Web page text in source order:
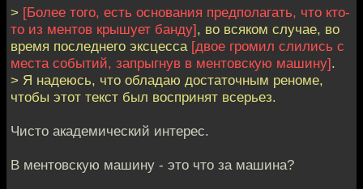
> [Более того, есть основания предполагать, что кто-
то из ментов крышует банду], во всяком случае, во
время последнего эксцесса [двое громил слились с
места событий, запрыгнув в ментовскую машину].
> Я надеюсь, что обладаю достаточным реноме,
чтобы этот текст был воспринят всерьез.
Чисто академический интерес.
В ментовскую машину - это что за машина?